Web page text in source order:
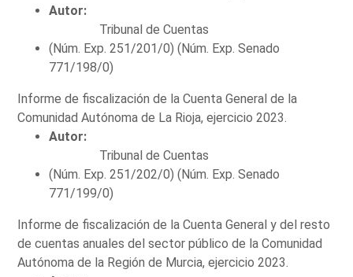
Autor:
Tribunal de Cuentas
(Núm. Exp. 251/201/0) (Núm. Exp. Senado
771/198/0)
Informe de fiscalización de la Cuenta General de la
Comunidad Autónoma de La Rioja, ejercicio 2023.
Autor:
Tribunal de Cuentas
(Núm. Exp. 251/202/0) (Núm. Exp. Senado
771/199/0)
Informe de fiscalización de la Cuenta General y del resto
de cuentas anuales del sector público de la Comunidad
Autónoma de la Región de Murcia, ejercicio 2023.